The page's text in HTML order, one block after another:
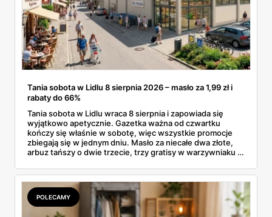
Tania sobota w Lidlu 8 sierpnia 2026 – masło za 1,99 zł i
rabaty do 66%
Tania sobota w Lidlu wraca 8 sierpnia i zapowiada się
wyjątkowo apetycznie. Gazetka ważna od czwartku
kończy się właśnie w sobotę, więc wszystkie promocje
zbiegają się w jednym dniu. Masło za niecałe dwa złote,
arbuz tańszy o dwie trzecie, trzy gratisy w warzywniaku i
całą sobotnią gazetkę Lidla strona po stronie i wybrałam
to, co naprawdę się opłaca.
POLECAMY